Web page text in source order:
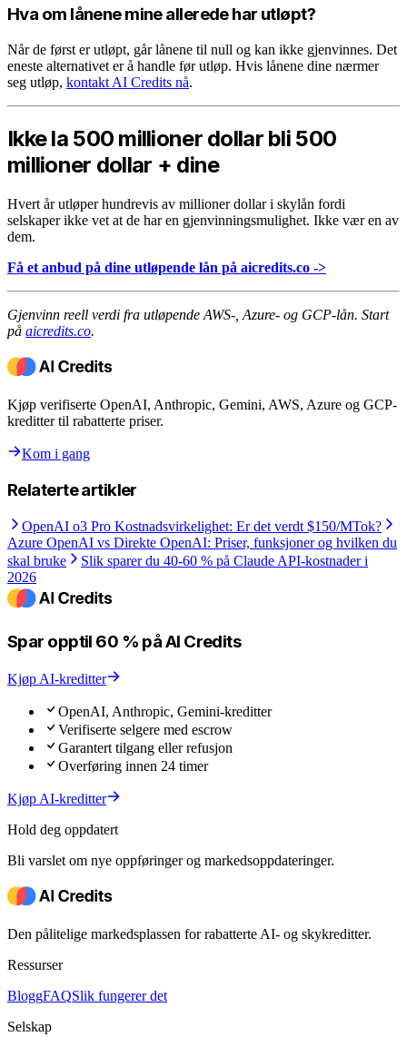
Hva om lånene mine allerede har utløpt?
Når de først er utløpt, går lånene til null og kan ikke gjenvinnes. Det
eneste alternativet er å handle før utløp. Hvis lånene dine nærmer
seg utløp, kontakt AI Credits nå.
Ikke la 500 millioner dollar bli 500
millioner dollar + dine
Hvert år utløper hundrevis av millioner dollar i skylån fordi
selskaper ikke vet at de har en gjenvinningsmulighet. Ikke vær en av
dem.
Få et anbud på dine utløpende lån på aicredits.co ->
Gjenvinn reell verdi fra utløpende AWS-, Azure- og GCP-lån. Start
på aicredits.co.
Kjøp verifiserte OpenAI, Anthropic, Gemini, AWS, Azure og GCP-
kreditter til rabatterte priser.
Kom i gang
Relaterte artikler
OpenAI o3 Pro Kostnadsvirkelighet: Er det verdt $150/MTok?
Azure OpenAI vs Direkte OpenAI: Priser, funksjoner og hvilken du
skal bruke
Slik sparer du 40-60 % på Claude API-kostnader i
2026
Spar opptil 60 % på AI Credits
Kjøp AI-kreditter
OpenAI, Anthropic, Gemini-kreditter
Verifiserte selgere med escrow
Garantert tilgang eller refusjon
Overføring innen 24 timer
Kjøp AI-kreditter
Hold deg oppdatert
Bli varslet om nye oppføringer og markedsoppdateringer.
Den pålitelige markedsplassen for rabatterte AI- og skykreditter.
Ressurser
BloggFAQSlik fungerer det
Selskap